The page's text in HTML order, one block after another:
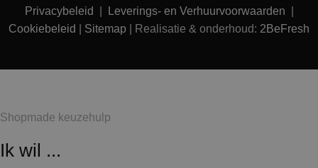
Privacybeleid
Leverings- en Verhuurvoorwaarden
Cookiebeleid
Sitemap | Realisatie & onderhoud: 2BeFresh
Shopmade keuzehulp
Ik wil ...